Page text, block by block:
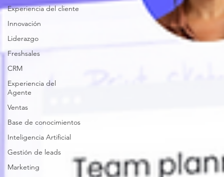
Experiencia del cliente
Innovación
Liderazgo
Freshsales
CRM
Experiencia del
Agente
Ventas
Base de conocimientos
Inteligencia Artificial
Gestión de leads
Marketing